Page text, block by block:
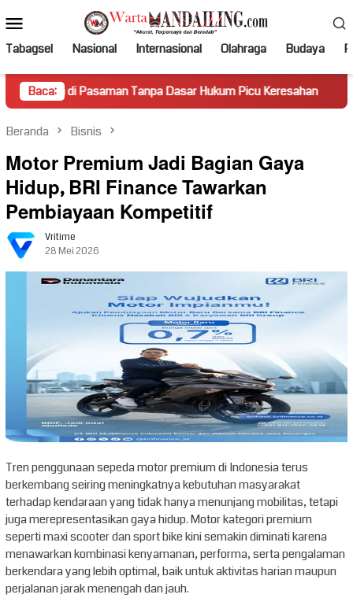
ke
kontenMobile
Tabagsel Nasional Internasional Olahraga Budaya
Baca:Tanpa Dasar Hukum Picu Keresahan Truk Miring
Beranda Bisnis
Motor Premium Jadi Bagian Gaya
Hidup, BRI Finance Tawarkan
Pembiayaan Kompetitif
Vritime
28 Mei 2026
Tren penggunaan sepeda motor premium di Indonesia terus
berkembang seiring meningkatnya kebutuhan masyarakat
terhadap kendaraan yang tidak hanya menunjang mobilitas, tetapi
juga merepresentasikan gaya hidup. Motor kategori premium
seperti maxi scooter dan sport bike kini semakin diminati karena
menawarkan kombinasi kenyamanan, performa, serta pengalaman
berkendara yang lebih optimal, baik untuk aktivitas harian maupun
perjalanan jarak menengah dan jauh.